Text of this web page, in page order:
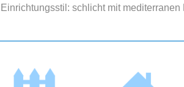
Einrichtungsstil: schlicht mit